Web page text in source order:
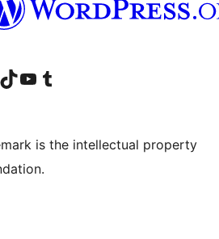
besuchen
Konto besuchen
Konto besuchen
Unser TikTok-Konto besuchen
Unseren YouTube-Kanal besuchen
Unser Tumblr-Konto besuchen
is the intellectual property